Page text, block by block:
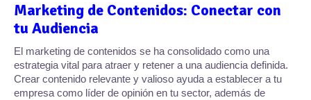
Marketing de Contenidos: Conectar con
tu Audiencia
El marketing de contenidos se ha consolidado como una
estrategia vital para atraer y retener a una audiencia definida.
Crear contenido relevante y valioso ayuda a establecer a tu
empresa como líder de opinión en tu sector, además de